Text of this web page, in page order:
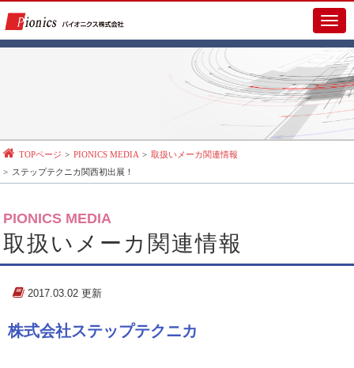
メ
イ
ン
メ
ニ
ュ
TOPページ PIONICS MEDIA
取扱いメーカ関連情報
ステップテクニカ関西初出展！
PIONICS MEDIA
取扱いメーカ関連情報
2017.03.02 更新
株式会社ステップテクニカ